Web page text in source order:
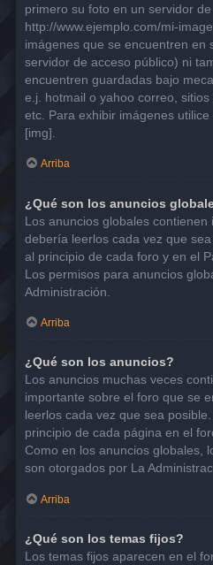
primero su foto en un servidor
http://www.ejemplo.com/mi-
imágenes que se encuentren en
servidor de acceso público) ni
encuentren guardadas bajo
e.j. hotmail o yahoo correo,
etc. Para exhibir imágenes
[img].
Arriba
¿Qué son los anuncios
Los anuncios globales
debería leerlos cada vez que
al principio de cada foro y en el
Los permisos para anuncios
Administración.
Arriba
¿Qué son los anuncios?
Los anuncios muchas veces
importante sobre el foro que se
leerlos cada vez que sea
principio de cada página en el
Como en los anuncios globales,
son otorgados por La
Arriba
¿Qué son los temas fijos?
Los temas fijos aparecen en el